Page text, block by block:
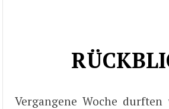
Vergangene Woche